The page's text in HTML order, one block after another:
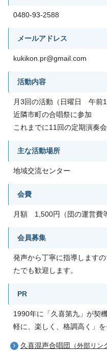
0480-93-2588
メールアドレス
kukikon.pr@gmail.com
活動内容
月3回の活動（日曜日 午前
近隣市町の合唱祭に参加
これまでに11回の定期演奏
主な活動場所
地域交流センター
会費
月額 1,500円（団の運営費
会員募集
発声から丁寧に指導します
たでも歓迎します。
PR
1990年に「久喜第九」が契
軽に、楽しく、格調高く」を
久喜混声合唱団 （外部リン